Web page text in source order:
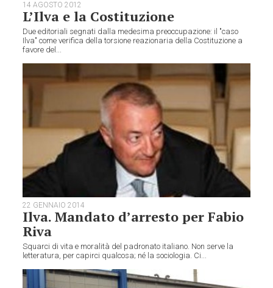
14 AGOSTO 2012
L’Ilva e la Costituzione
Due editoriali segnati dalla medesima preoccupazione: il "caso
Ilva" come verifica della torsione reazionaria della Costituzione a
favore del...
22 GENNAIO 2014
Ilva. Mandato d’arresto per Fabio
Riva
Squarci di vita e moralità del padronato italiano. Non serve la
letteratura, per capirci qualcosa; né la sociologia. Ci...